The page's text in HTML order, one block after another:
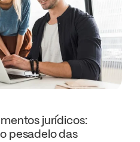
jurídicos:
pesadelo das